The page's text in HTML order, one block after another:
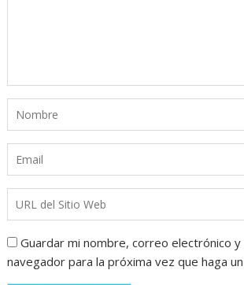
Guardar mi nombre, correo electrónico
navegador para la próxima vez que haga